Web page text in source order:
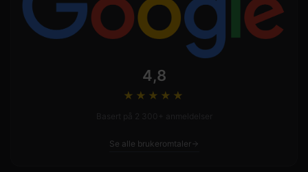
4,8
★★★★ ★
Se alle brukeromtaler